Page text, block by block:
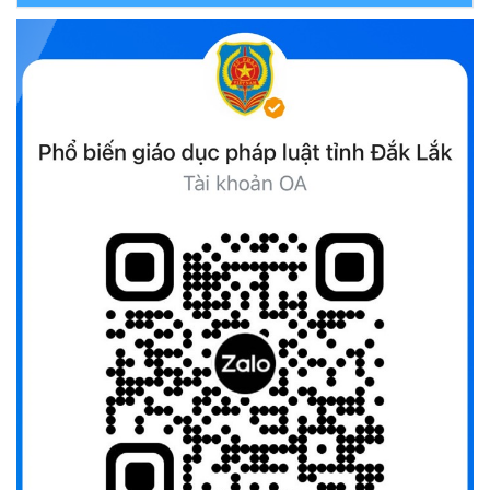
Đắk Lắk triển khai Cuộc vận động “Toàn dân rèn luyện
thân thể theo gương Bác Hồ vĩ đại” giai đoạn 2026-2030
Ủy ban Mặt trận Tổ quốc Việt Nam tỉnh kêu gọi vận động
ủng hộ đồng bào khắc phục thiệt hại do bão số 10 gây ra
UBND TỈNH ĐẮK LẮK KHUYẾN CÁO NGƯỜI DÂN TĂNG
CƯỜNG PHÒNG, CHỐNG BỆNH TẢ
(09/10/2025)
Bộ Quốc phòng công bố thủ tục hành chính đủ điều kiện
tái cấu trúc thực hiện toàn trình, một phần trên môi trường
(09/10/2025)
Bộ Chính trị, Ban Bí thư kết luận về phân cấp, phân quyền